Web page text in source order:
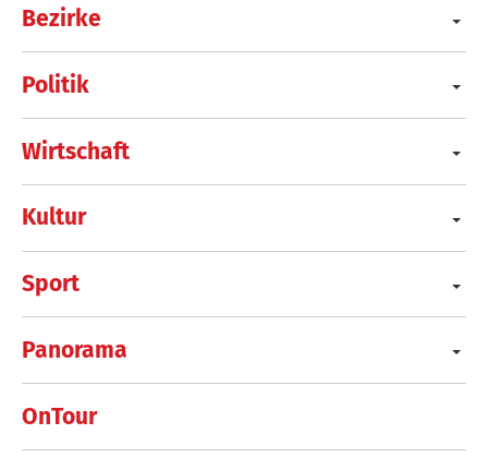
Bezirke
Politik
Wirtschaft
Kultur
Sport
Panorama
OnTour